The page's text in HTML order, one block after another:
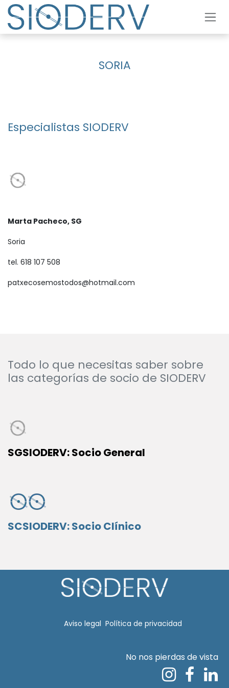
Ir al contenido
SORIA
Especialistas SIODERV
Marta Pacheco, SG
Soria
tel. 618 107 508
patxecosemostodos@hotmail.com
Todo lo que necesitas saber sobre
las categorías de socio de SIODERV
SGSIODERV: Socio General
SCSIODERV: Socio Clínico
Aviso legal​ Política de privacidad
No nos pierdas de vista